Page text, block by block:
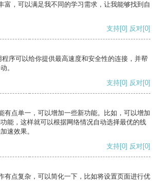
富，可以满足我不同的学习需求，让我能够找到自
支持[0] 反对[0]
序可以给你提供最高速度和安全性的连接，并帮
。
支持[0] 反对[0]
有点单一，可以增加一些新功能。比如，可以增加
能，这样就可以根据网络情况自动选择最优的线
速效果。
支持[0] 反对[0]
有点复杂，可以简化一下，比如将设置页面进行优